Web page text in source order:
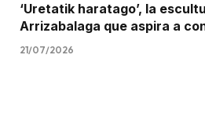
‘Uretatik haratago’, la
Arrizabalaga que aspira a
21/07/2026